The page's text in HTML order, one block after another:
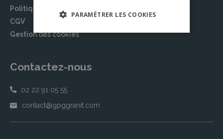
Politique de confidentialité
CGV
Gestion des cookies
Contactez-nous
02 22 91 05 55
contact@gpggranit.com
PARAMÉTRER LES COOKIES